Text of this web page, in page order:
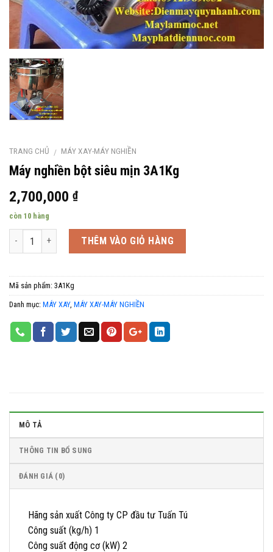
TRANG CHỦ / MÁY XAY-MÁY NGHIỀN
Máy nghiền bột siêu mịn 3A1Kg
2,700,000 ₫
còn 10 hàng
Số lượng THÊM VÀO GIỎ HÀNG
Mã sản phẩm: 3A1Kg
Danh mục: MÁY XAY, MÁY XAY-MÁY NGHIỀN
MÔ TẢ
THÔNG TIN BỔ SUNG
ĐÁNH GIÁ (0)
Hãng sản xuất Công ty CP đầu tư Tuấn Tú
Công suất (kg/h) 1
Công suất động cơ (kW) 2